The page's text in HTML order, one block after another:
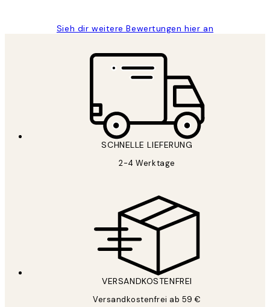
Sieh dir weitere Bewertungen hier an
SCHNELLE LIEFERUNG
2-4 Werktage
VERSANDKOSTENFREI
Versandkostenfrei ab 59 €